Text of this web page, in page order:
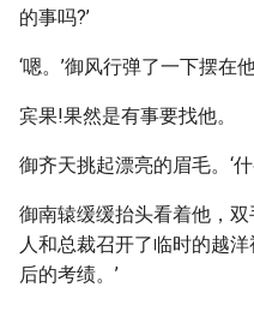
的事吗?’
‘嗯。’御风行弹了一下摆在
宾果!果然是有事要找他。
御齐天挑起漂亮的眉毛。‘什
御南辕缓缓抬头看着他，双
人和总裁召开了临时的越
后的考绩。’